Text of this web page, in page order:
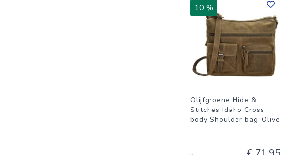
10 %
Olijfgroene Hide &
Stitches Idaho Cross
body Shoulder bag-Olive